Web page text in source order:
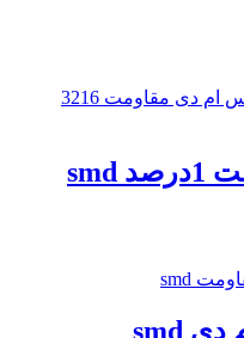
مقاومت 1206 مقاومت 1درصد smd